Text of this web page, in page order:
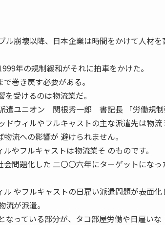
壊以降、日本企業は時間をかけて人材を
年の規制緩和がそれに拍車をかけた。
巻き戻す必要がある。
受けるのは物流業だ。
派遣ユニオン 関根秀一郎 書記長 「労働規
ウィルやフルキャストの主な派遣先は物流
流への影響が 避けられません。
やフルキャストは物流業そ のものです。
問題化した 二〇〇六年にターゲットにな
やフルキャストの日雇い派遣問題が表面化
が派遣。
なっている部分が、タコ部屋労働や日雇い